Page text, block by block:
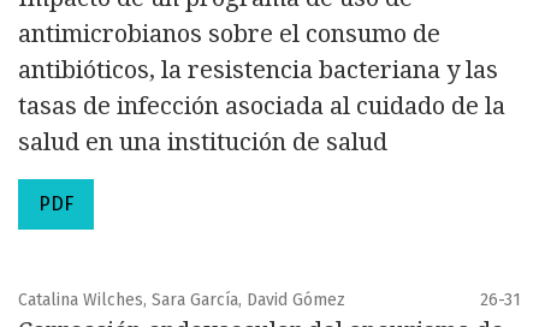
antimicrobianos sobre el consumo de
antibióticos, la resistencia bacteriana y las
tasas de infección asociada al cuidado de la
salud en una institución de salud
PDF
Catalina Wilches, Sara García, David Gómez 26-31